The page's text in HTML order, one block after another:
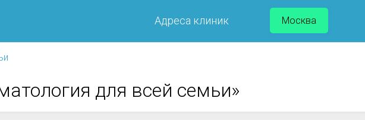
Адреса клиник Москва
для всей семьи»